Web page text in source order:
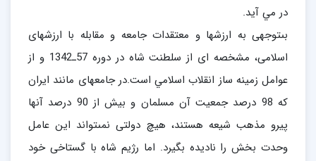
در مي آيد.
بى‏توجهى به ارزشها و معتقدات جامعه و مقابله با ارزشهاى
اسلامى، مشخصه اى از سلطنت شاه در دوره 57ـ1342 و از
عوامل زمينه ساز انقلاب اسلامي است.در جامعه‏اى مانند ايران
كه 98 درصد جمعيت آن مسلمان و بيش از 90 درصد آنها
پيرو مذهب شيعه هستند، هيچ دولتى نمى‏تواند اين عامل
وحدت بخش را ناديده بگيرد. اما رژيم شاه با گستاخى خود